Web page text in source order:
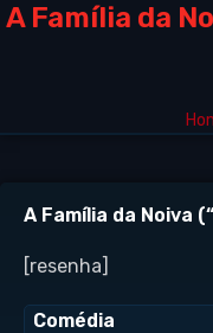
A Família da
A Família da Noiva
[resenha]
Comédia